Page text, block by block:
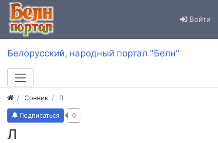
Войти
Белорусский, народный портал "Белн"
Сонник Л
Л
Подписаться 0